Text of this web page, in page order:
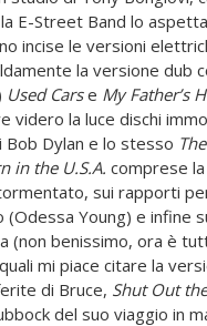
E-Street Band lo
incise le versioni
la versione dub
Used Carse My Father’s
videro la luce dischi
Dylan e lo stesso
in the U.S.A. comprese
sui rapporti
Young) e infine
(non benissimo, ora è
mi piace citare la
di Bruce, Shut Out
del suo viaggio in